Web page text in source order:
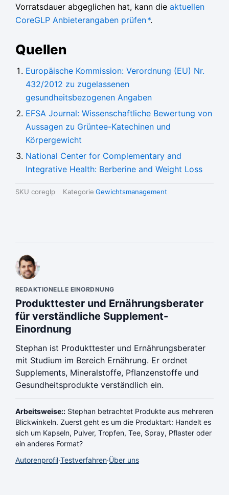
Vorratsdauer abgeglichen hat, kann die aktuellen
CoreGLP Anbieterangaben prüfen*.
Quellen
Europäische Kommission: Verordnung (EU) Nr.
432/2012 zu zugelassenen
gesundheitsbezogenen Angaben
EFSA Journal: Wissenschaftliche Bewertung von
Aussagen zu Grüntee-Katechinen und
Körpergewicht
National Center for Complementary and
Integrative Health: Berberine and Weight Loss
SKU coreglp Kategorie Gewichtsmanagement
REDAKTIONELLE EINORDNUNG
Produkttester und Ernährungsberater
für verständliche Supplement-
Einordnung
Stephan ist Produkttester und Ernährungsberater
mit Studium im Bereich Ernährung. Er ordnet
Supplements, Mineralstoffe, Pflanzenstoffe und
Gesundheitsprodukte verständlich ein.
Arbeitsweise:: Stephan betrachtet Produkte aus mehreren
Blickwinkeln. Zuerst geht es um die Produktart: Handelt es
sich um Kapseln, Pulver, Tropfen, Tee, Spray, Pflaster oder
ein anderes Format?
Autorenprofil·Testverfahren·Über uns